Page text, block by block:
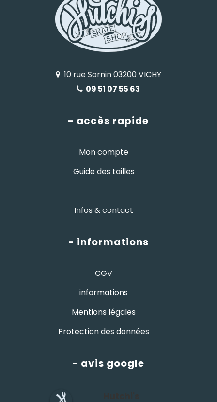
10 rue Sornin 03200 VICHY
09 51 07 55 63
- accès rapide
Mon compte
Guide des tailles
Infos & contact
- informations
CGV
informations
Mentions légales
Protection des données
- avis google